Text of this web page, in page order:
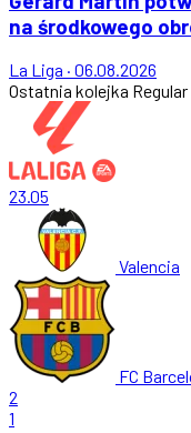
na środkowego
La Liga · 06.08.2026
Ostatnia kolejka
23.05
Valencia
FC
2
1